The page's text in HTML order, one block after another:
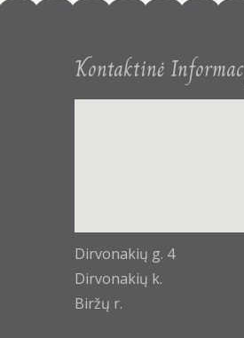
Kontaktinė
Dirvonakių g. 4
Dirvonakių k.
Biržų r.